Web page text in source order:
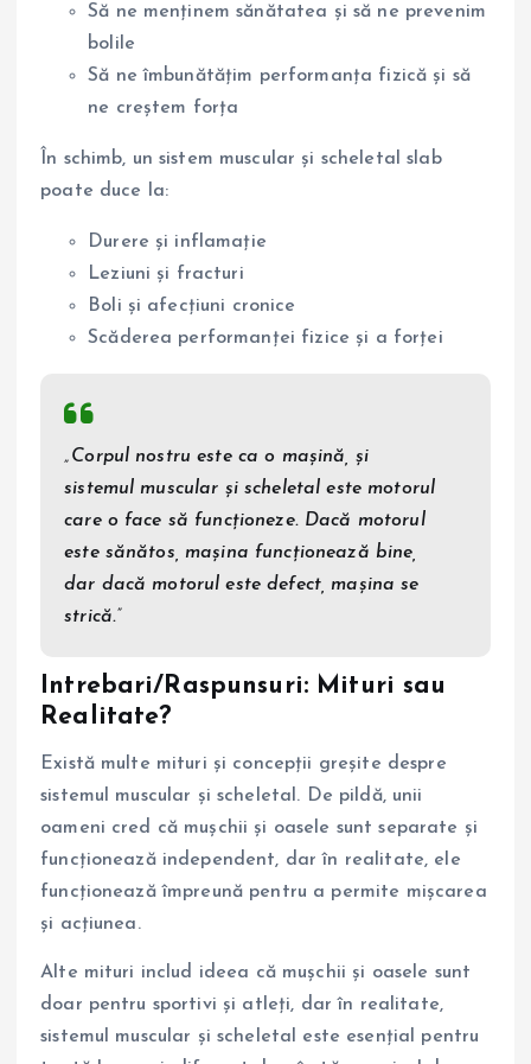
Să ne menținem sănătatea și să ne prevenim
bolile
Să ne îmbunătățim performanța fizică și să
ne creștem forța
În schimb, un sistem muscular și scheletal slab
poate duce la:
Durere și inflamație
Leziuni și fracturi
Boli și afecțiuni cronice
Scăderea performanței fizice și a forței
„Corpul nostru este ca o mașină, și
sistemul muscular și scheletal este motorul
care o face să funcționeze. Dacă motorul
este sănătos, mașina funcționează bine,
dar dacă motorul este defect, mașina se
strică.”
Intrebari/Raspunsuri: Mituri sau
Realitate?
Există multe mituri și concepții greșite despre
sistemul muscular și scheletal. De pildă, unii
oameni cred că mușchii și oasele sunt separate și
funcționează independent, dar în realitate, ele
funcționează împreună pentru a permite mișcarea
și acțiunea.
Alte mituri includ ideea că mușchii și oasele sunt
doar pentru sportivi și atleți, dar în realitate,
sistemul muscular și scheletal este esențial pentru